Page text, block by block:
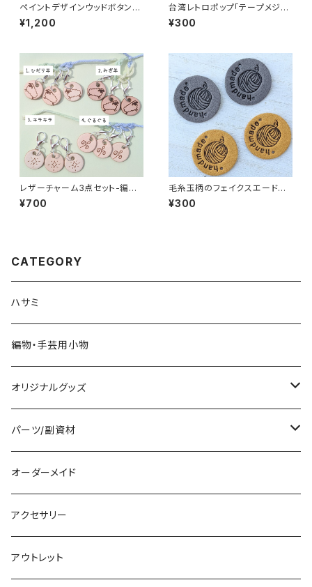
ペイントデザインウッドボタンア
ソート(40個以上)
¥1,200
台湾レトロポップ「テープメジャ
ー」
¥300
レザーチャーム3点セット-編み
物用ステッチマーカー
¥700
毛糸玉柄のフェイクスエード縫
い付けタグ4枚セット
¥300
CATEGORY
ハサミ
編物・手芸用小物
オリジナルグッズ
編み物パターン
パーツ/副資材
タグ
顔パーツ
ボタン
オーダーメイド
アクセサリー
アウトレット